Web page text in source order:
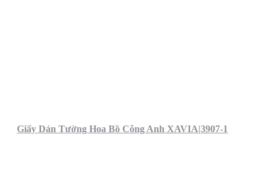
Giấy Dán Tường Hoa Bồ Công Anh XAVIA|3907-1